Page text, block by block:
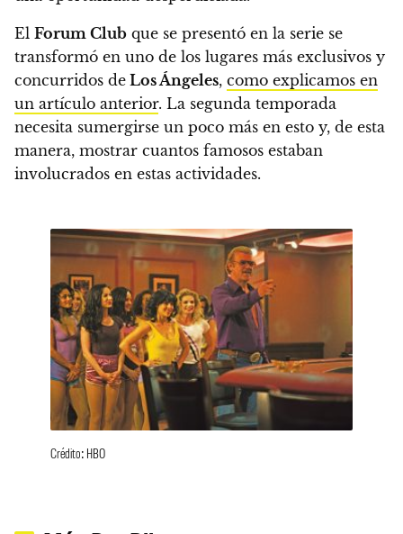
El Forum Club que se presentó en la serie se
transformó en uno de los lugares más exclusivos y
concurridos de Los Ángeles, como explicamos en
un artículo anterior. La segunda temporada
necesita sumergirse un poco más en esto y, de esta
manera, mostrar cuantos famosos estaban
involucrados en estas actividades.
Crédito: HBO